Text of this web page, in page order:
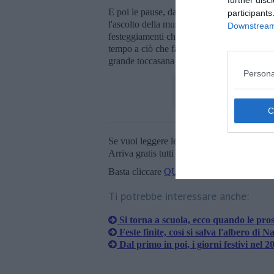
E poi le pause, da concedersi
l'ascolto della musica che ci piace, un
festeggiamenti che spesso obbligano le
tempo a ciò che fa star bene noi stessi,
grande toccasana per rimettersi
Se vuoi leggere le notizie principali della
Arriva gratis tutti i giorni alle 20:00
Basta cliccare QUI
Ti potrebbe interessare anche:
Si torna a scuola, ecco quando le
Feste finite, così si salva l'albero di
Dal primo in poi, i giorni festivi nel